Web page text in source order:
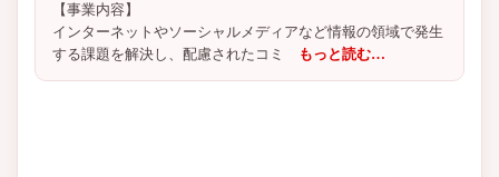
【事業内容】
インターネットやソーシャルメディアなど情報の領域で発生
する課題を解決し、配慮されたコミ
もっと読む…